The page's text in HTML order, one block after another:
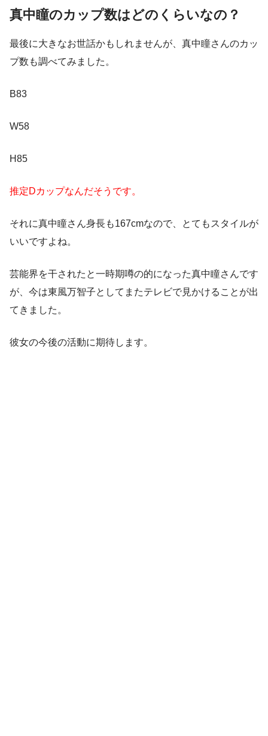
真中瞳のカップ数はどのくらいなの？
最後に大きなお世話かもしれませんが、真中瞳さんのカッ
プ数も調べてみました。
B83
W58
H85
推定Dカップなんだそうです。
それに真中瞳さん身長も167cmなので、とてもスタイルが
いいですよね。
芸能界を干されたと一時期噂の的になった真中瞳さんです
が、今は東風万智子としてまたテレビで見かけることが出
てきました。
彼女の今後の活動に期待します。